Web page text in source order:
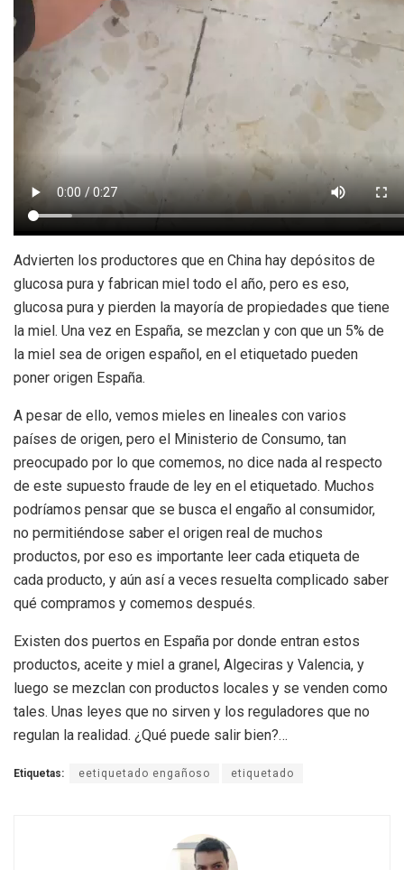
Advierten los productores que en China hay depósitos de
glucosa pura y fabrican miel todo el año, pero es eso,
glucosa pura y pierden la mayoría de propiedades que tiene
la miel. Una vez en España, se mezclan y con que un 5% de
la miel sea de origen español, en el etiquetado pueden
poner origen España.
A pesar de ello, vemos mieles en lineales con varios
países de origen, pero el Ministerio de Consumo, tan
preocupado por lo que comemos, no dice nada al respecto
de este supuesto fraude de ley en el etiquetado. Muchos
podríamos pensar que se busca el engaño al consumidor,
no permitiéndose saber el origen real de muchos
productos, por eso es importante leer cada etiqueta de
cada producto, y aún así a veces resuelta complicado saber
qué compramos y comemos después.
Existen dos puertos en España por donde entran estos
productos, aceite y miel a granel, Algeciras y Valencia, y
luego se mezclan con productos locales y se venden como
tales. Unas leyes que no sirven y los reguladores que no
regulan la realidad. ¿Qué puede salir bien?…
Etiquetas: eetiquetado engañoso etiquetado